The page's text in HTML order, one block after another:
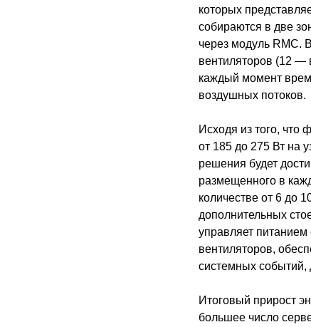
которых
собираются в две
через модуль RMC.
вентиляторов (12 —
каждый момент
воздушных потоков.
Исходя из того, что
от 185 до 275 Вт на
решения будет
размещенного в
количестве от 6 до
дополнительных
управляет питанием
вентиляторов,
системных событий,
Итоговый прирост
большее число